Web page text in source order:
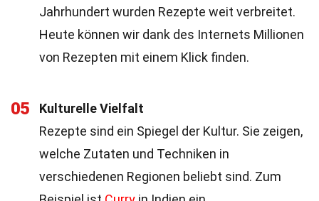
Jahrhundert wurden Rezepte weit verbreitet.
Heute können wir dank des Internets Millionen
von Rezepten mit einem Klick finden.
05
Kulturelle Vielfalt
Rezepte sind ein Spiegel der Kultur. Sie zeigen,
welche Zutaten und Techniken in
verschiedenen Regionen beliebt sind. Zum